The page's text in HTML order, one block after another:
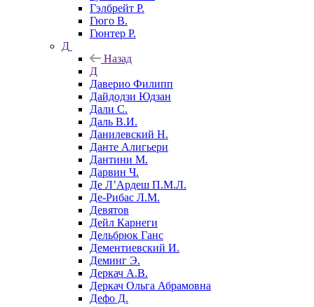
Гэлбрейт Р.
Гюго В.
Гюнтер Р.
Д
Назад
Д
Даверио Филипп
Дайдодзи Юдзан
Дали С.
Даль В.И.
Данилевский Н.
Данте Алигьери
Дантини М.
Дарвин Ч.
Де Л’Ардеш П.М.Л.
Де-Рибас Л.М.
Девятов
Дейл Карнеги
Дельбрюк Ганс
Дементиевский И.
Деминг Э.
Деркач А.В.
Деркач Ольга Абрамовна
Дефо Д.